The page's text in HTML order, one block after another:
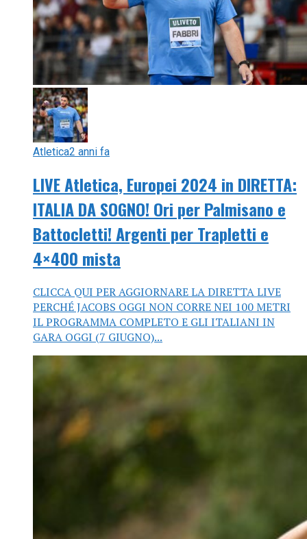
Atletica2 anni fa
LIVE Atletica, Europei 2024 in DIRETTA:
ITALIA DA SOGNO! Ori per Palmisano e
Battocletti! Argenti per Trapletti e
4×400 mista
CLICCA QUI PER AGGIORNARE LA DIRETTA LIVE
PERCHÉ JACOBS OGGI NON CORRE NEI 100 METRI
IL PROGRAMMA COMPLETO E GLI ITALIANI IN
GARA OGGI (7 GIUGNO)...